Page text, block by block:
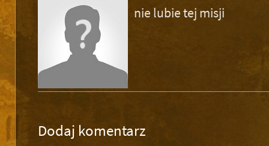
nie lubie tej misji
Dodaj komentarz